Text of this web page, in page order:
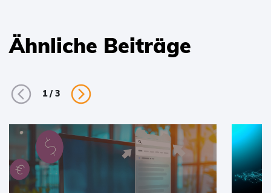
Ähnliche Beiträge
1/3